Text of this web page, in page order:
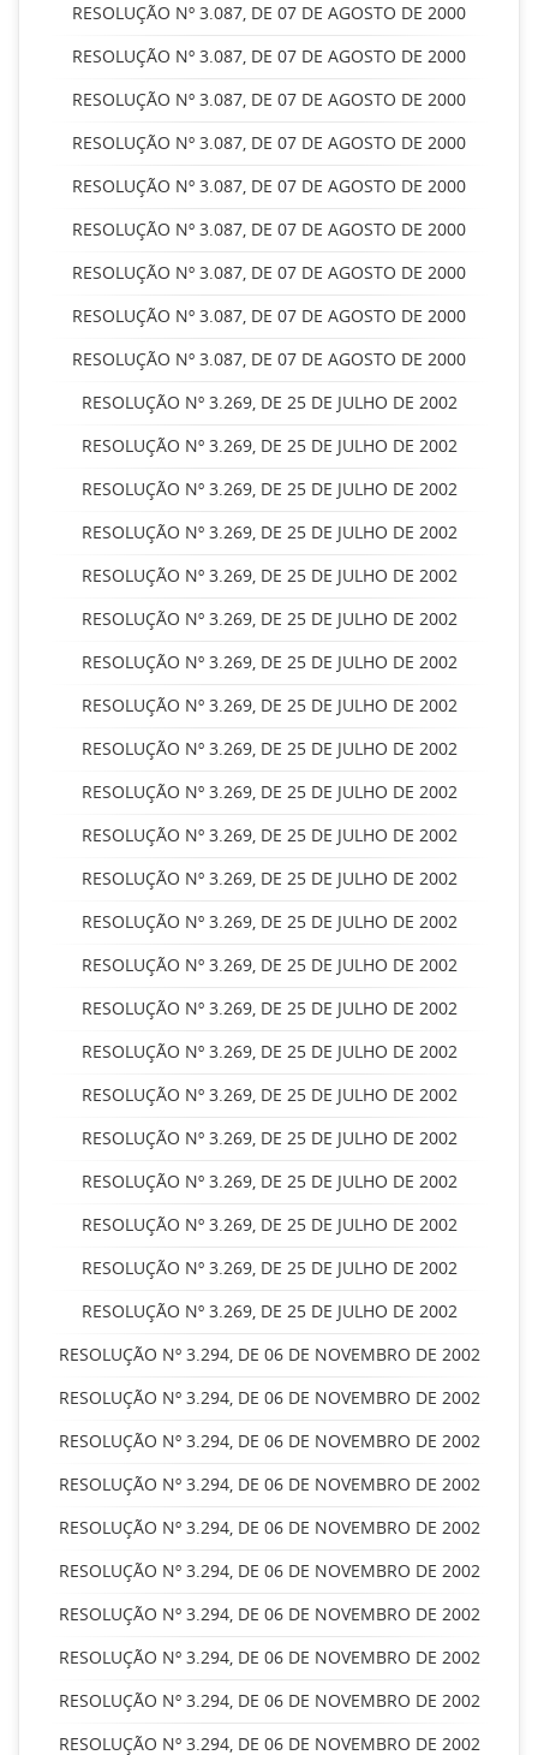
RESOLUÇÃO Nº 3.087, DE 07 DE AGOSTO DE 2000
RESOLUÇÃO Nº 3.087, DE 07 DE AGOSTO DE 2000
RESOLUÇÃO Nº 3.087, DE 07 DE AGOSTO DE 2000
RESOLUÇÃO Nº 3.087, DE 07 DE AGOSTO DE 2000
RESOLUÇÃO Nº 3.087, DE 07 DE AGOSTO DE 2000
RESOLUÇÃO Nº 3.087, DE 07 DE AGOSTO DE 2000
RESOLUÇÃO Nº 3.087, DE 07 DE AGOSTO DE 2000
RESOLUÇÃO Nº 3.087, DE 07 DE AGOSTO DE 2000
RESOLUÇÃO Nº 3.087, DE 07 DE AGOSTO DE 2000
RESOLUÇÃO Nº 3.269, DE 25 DE JULHO DE 2002
RESOLUÇÃO Nº 3.269, DE 25 DE JULHO DE 2002
RESOLUÇÃO Nº 3.269, DE 25 DE JULHO DE 2002
RESOLUÇÃO Nº 3.269, DE 25 DE JULHO DE 2002
RESOLUÇÃO Nº 3.269, DE 25 DE JULHO DE 2002
RESOLUÇÃO Nº 3.269, DE 25 DE JULHO DE 2002
RESOLUÇÃO Nº 3.269, DE 25 DE JULHO DE 2002
RESOLUÇÃO Nº 3.269, DE 25 DE JULHO DE 2002
RESOLUÇÃO Nº 3.269, DE 25 DE JULHO DE 2002
RESOLUÇÃO Nº 3.269, DE 25 DE JULHO DE 2002
RESOLUÇÃO Nº 3.269, DE 25 DE JULHO DE 2002
RESOLUÇÃO Nº 3.269, DE 25 DE JULHO DE 2002
RESOLUÇÃO Nº 3.269, DE 25 DE JULHO DE 2002
RESOLUÇÃO Nº 3.269, DE 25 DE JULHO DE 2002
RESOLUÇÃO Nº 3.269, DE 25 DE JULHO DE 2002
RESOLUÇÃO Nº 3.269, DE 25 DE JULHO DE 2002
RESOLUÇÃO Nº 3.269, DE 25 DE JULHO DE 2002
RESOLUÇÃO Nº 3.269, DE 25 DE JULHO DE 2002
RESOLUÇÃO Nº 3.269, DE 25 DE JULHO DE 2002
RESOLUÇÃO Nº 3.269, DE 25 DE JULHO DE 2002
RESOLUÇÃO Nº 3.269, DE 25 DE JULHO DE 2002
RESOLUÇÃO Nº 3.269, DE 25 DE JULHO DE 2002
RESOLUÇÃO Nº 3.294, DE 06 DE NOVEMBRO DE 2002
RESOLUÇÃO Nº 3.294, DE 06 DE NOVEMBRO DE 2002
RESOLUÇÃO Nº 3.294, DE 06 DE NOVEMBRO DE 2002
RESOLUÇÃO Nº 3.294, DE 06 DE NOVEMBRO DE 2002
RESOLUÇÃO Nº 3.294, DE 06 DE NOVEMBRO DE 2002
RESOLUÇÃO Nº 3.294, DE 06 DE NOVEMBRO DE 2002
RESOLUÇÃO Nº 3.294, DE 06 DE NOVEMBRO DE 2002
RESOLUÇÃO Nº 3.294, DE 06 DE NOVEMBRO DE 2002
RESOLUÇÃO Nº 3.294, DE 06 DE NOVEMBRO DE 2002
RESOLUÇÃO Nº 3.294, DE 06 DE NOVEMBRO DE 2002